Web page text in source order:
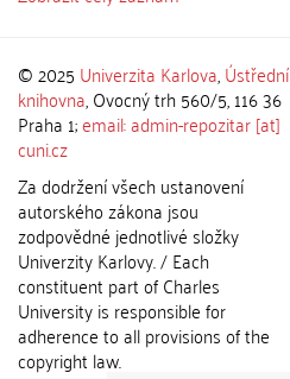
© 2025 Univerzita Karlova,Ústřední
knihovna, Ovocný trh 560/5, 116 36
Praha 1;email: admin-repozitar [at]
cuni.cz
Za dodržení všech ustanovení
autorského zákona jsou
zodpovědné jednotlivé složky
Univerzity Karlovy. / Each
constituent part of Charles
University is responsible for
adherence to all provisions of the
copyright law.